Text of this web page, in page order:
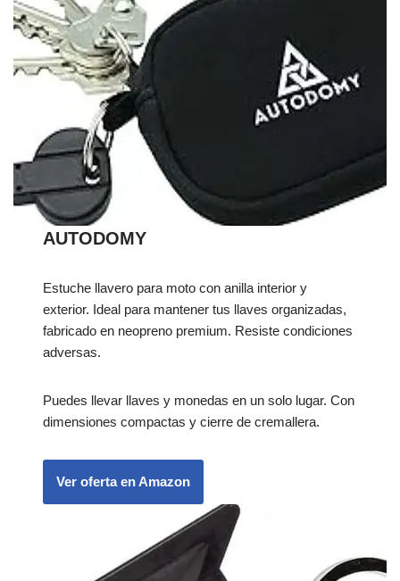
AUTODOMY
Estuche llavero para moto con anilla interior y
exterior. Ideal para mantener tus llaves organizadas,
fabricado en neopreno premium. Resiste condiciones
adversas.
Puedes llevar llaves y monedas en un solo lugar. Con
dimensiones compactas y cierre de cremallera.
Ver oferta en Amazon